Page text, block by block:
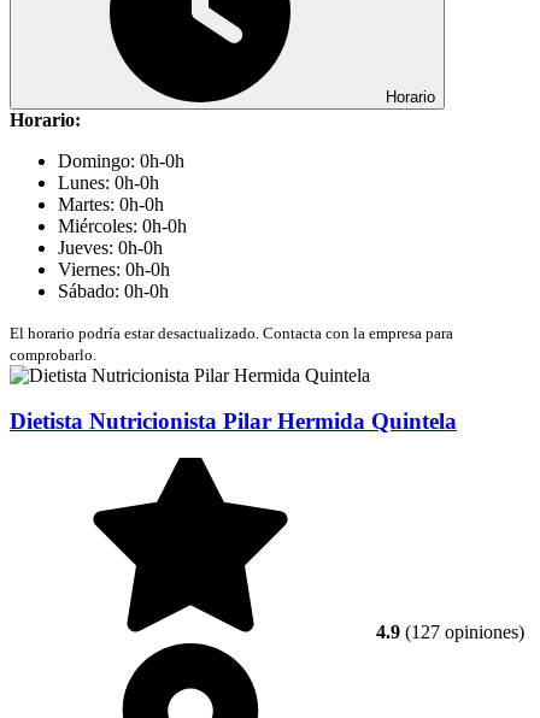
Horario
Horario:
Domingo: 0h-0h
Lunes: 0h-0h
Martes: 0h-0h
Miércoles: 0h-0h
Jueves: 0h-0h
Viernes: 0h-0h
Sábado: 0h-0h
El horario podría estar desactualizado. Contacta con la empresa para
comprobarlo.
Dietista Nutricionista Pilar Hermida Quintela
4.9 (127 opiniones)